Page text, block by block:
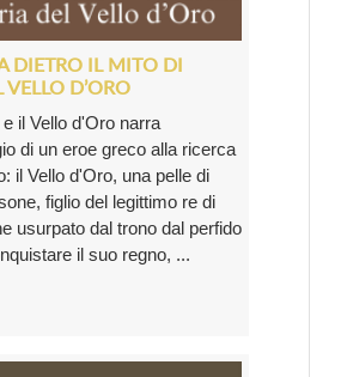
DIETRO IL MITO DI
D’ORO
il Vello d'Oro narra
di un eroe greco alla ricerca
il Vello d'Oro, una pelle di
figlio del legittimo re di
usurpato dal trono dal perfido
il suo regno, ...